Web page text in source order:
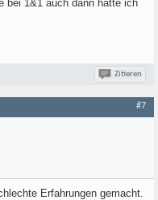
bei 1&1 auch dann hätte ich
Zitieren
#7
Erfahrungen gemacht.